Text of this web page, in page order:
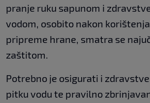
pranje ruku sapunom i
vodom, osobito nakon
pripreme hrane, smatra se
zaštitom.
Potrebno je osigurati i
pitku vodu te pravilno